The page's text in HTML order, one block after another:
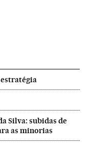
Silva: subidas de
as minorias